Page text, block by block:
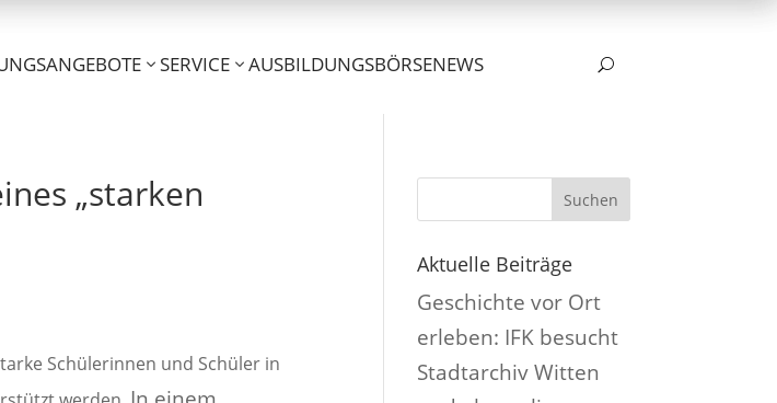
SERVICE AUSBILDUNGSBÖRSENEWS U
„starken
Schülerinnen und Schüler in
Suchen
Aktuelle Beiträge
Geschichte vor Ort
erleben: IFK besucht
Stadtarchiv Witten